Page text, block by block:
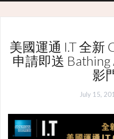
美國運通 I.T 全新
申請即送 Bathing
影
July 15,